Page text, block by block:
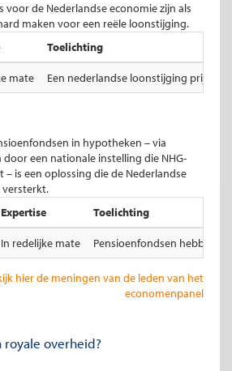
voor de Nederlandse economie zijn als
maken voor een reële loonstijging.
Toelichting
mate Een nederlandse loonstijging prijst
in hypotheken – via
een nationale instelling die NHG-
is een oplossing die de Nederlandse
Expertise Toelichting
In redelijke mate Pensioenfondsen hebben
hier de meningen van de leden van het
economenpanel
royale overheid?